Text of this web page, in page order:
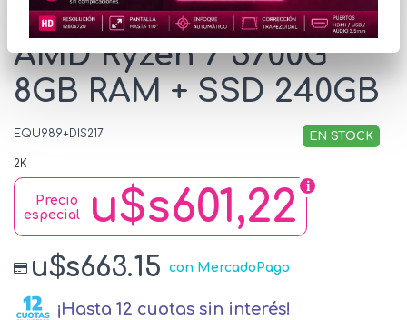
Equipo de Escritorio
AMD Ryzen 7 5700G
8GB RAM + SSD 240GB
EQU989+DIS217 EN STOCK
2K
u$s601,22
Precio
especial
u$s663.15 con MercadoPago
¡Hasta 12 cuotas sin interés!